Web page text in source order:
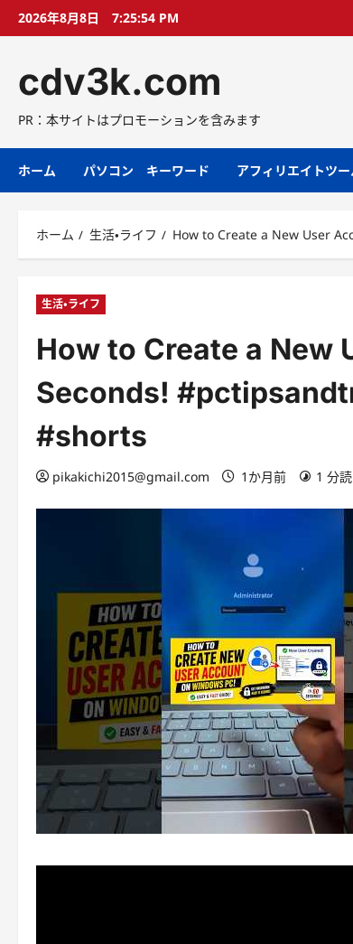
プ
2026年8月8日 7:25:55 PM
cdv3k.com
PR：本サイトはプロモーションを含みます
ホーム パソコン キーワード アフィリエイトツー
ホーム 生活・ライフ How to Create a New User
生活・ライフ
How to Create a New
Seconds!
#shorts
pikakichi2015@gmail.com 1か月前 1 分